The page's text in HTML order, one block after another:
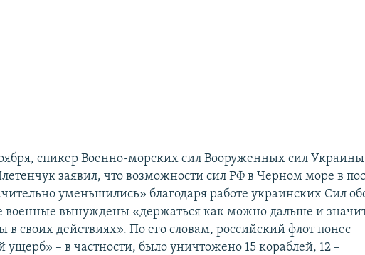
спикер Военно-морских сил Вооруженных сил Украины
заявил, что возможности сил РФ в Черном море в
уменьшились» благодаря работе украинских Сил
военные вынуждены «держаться как можно дальше и
в своих действиях». По его словам, российский флот понес
ущерб» – в частности, было уничтожено 15 кораблей, 12 –